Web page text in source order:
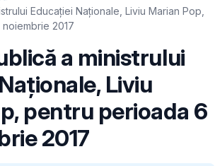
Educației Naționale, Liviu Marian Pop,
2017
a ministrului
Liviu
pentru perioada 6
2017